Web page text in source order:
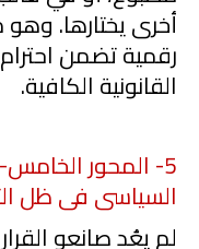
أخرىيختارها. وهو
رقمية تضمن
القانونية الكافية.
5- المحور
السياسى فى ظل
لم يعُد صانعو